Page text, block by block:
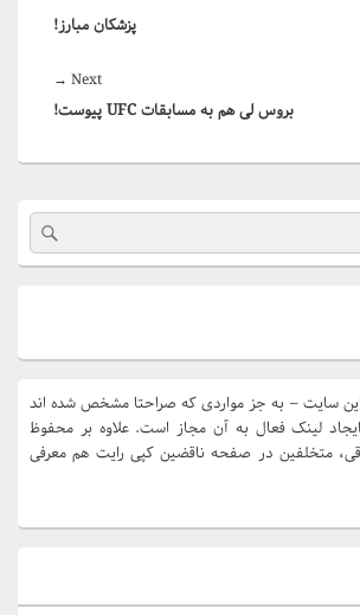
پزشکان مبارز!
Next
→
بروس لی هم به مسابقات UFC پیوست!
این سایت – به جز مواردی که صراحتا مشخص شده اند
لینک فعال به آن مجاز است. علاوه بر محفوظ
متخلفین در صفحه ناقضین کپی رایت هم معرفی